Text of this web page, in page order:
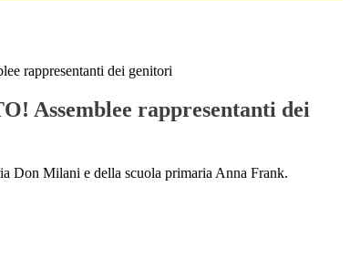
rappresentanti dei genitori
Assemblee rappresentanti dei
Don Milani e della scuola primaria Anna Frank.